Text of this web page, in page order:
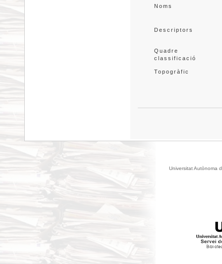
Noms
Descriptors
Quadre
classificació
Topogràfic
Universitat Autònoma